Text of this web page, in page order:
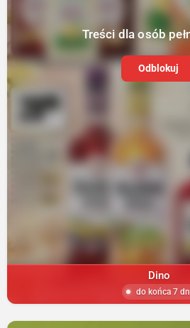
Treści dla osób
Odblokuj
Dino
do końca 7